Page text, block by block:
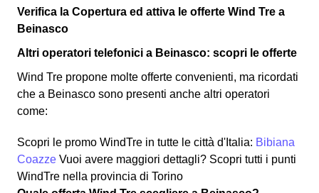
Verifica la Copertura ed attiva le offerte Wind Tre a
Beinasco
Altri operatori telefonici a Beinasco: scopri le offerte
Wind Tre propone molte offerte convenienti, ma ricordati
che a Beinasco sono presenti anche altri operatori
come:
Scopri le promo WindTre in tutte le città d'Italia: Bibiana
Coazze Vuoi avere maggiori dettagli? Scopri tutti i punti
WindTre nella provincia di Torino